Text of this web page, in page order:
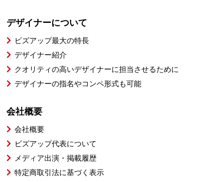
デザイナーについて
ビズアップ最大の特長
デザイナー紹介
クオリティの高いデザイナーに担当させるために
デザイナーの指名やコンペ形式も可能
会社概要
会社概要
ビズアップ代表について
メディア出演・掲載履歴
特定商取引法に基づく表示